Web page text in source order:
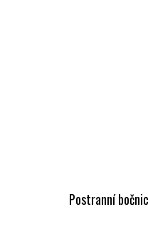
Postranní